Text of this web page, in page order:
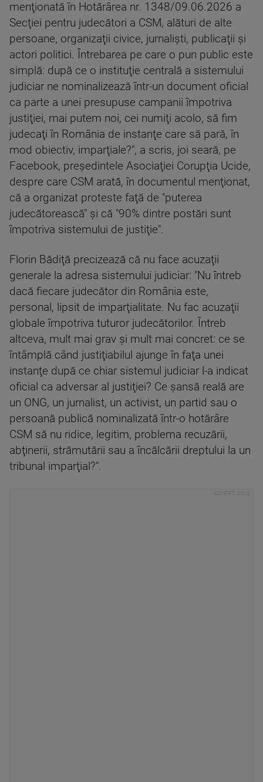
menţionată în Hotărârea nr. 1348/09.06.2026 a
Secţiei pentru judecători a CSM, alături de alte
persoane, organizaţii civice, jurnalişti, publicaţii şi
actori politici. Întrebarea pe care o pun public este
simplă: după ce o instituţie centrală a sistemului
judiciar ne nominalizează într-un document oficial
ca parte a unei presupuse campanii împotriva
justiţiei, mai putem noi, cei numiţi acolo, să fim
judecaţi în România de instanţe care să pară, în
mod obiectiv, imparţiale?", a scris, joi seară, pe
Facebook, preşedintele Asociaţiei Corupţia Ucide,
despre care CSM arată, în documentul menţionat,
că a organizat proteste faţă de "puterea
judecătorească" şi că "90% dintre postări sunt
împotriva sistemului de justiţie".
Florin Bădiţă precizează că nu face acuzaţii
generale la adresa sistemului judiciar: "Nu întreb
dacă fiecare judecător din România este,
personal, lipsit de imparţialitate. Nu fac acuzaţii
globale împotriva tuturor judecătorilor. Întreb
altceva, mult mai grav şi mult mai concret: ce se
întâmplă când justiţiabilul ajunge în faţa unei
instanţe după ce chiar sistemul judiciar l-a indicat
oficial ca adversar al justiţiei? Ce şansă reală are
un ONG, un jurnalist, un activist, un partid sau o
persoană publică nominalizată într-o hotărâre
CSM să nu ridice, legitim, problema recuzării,
abţinerii, strămutării sau a încălcării dreptului la un
tribunal imparţial?".